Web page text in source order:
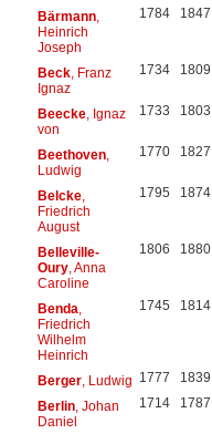
Bärmann,
Heinrich
Joseph
1784 1847
Beck, Franz
Ignaz
1734 1809
Beecke, Ignaz
von
1733 1803
Beethoven,
Ludwig
1770 1827
Belcke,
Friedrich
August
1795 1874
Belleville-
Oury, Anna
Caroline
1806 1880
Benda
Friedrich
Wilhelm
Heinrich
1745 1814
Berger, Ludwig 1777 1839
Berlin, Johan
Daniel
1714 1787